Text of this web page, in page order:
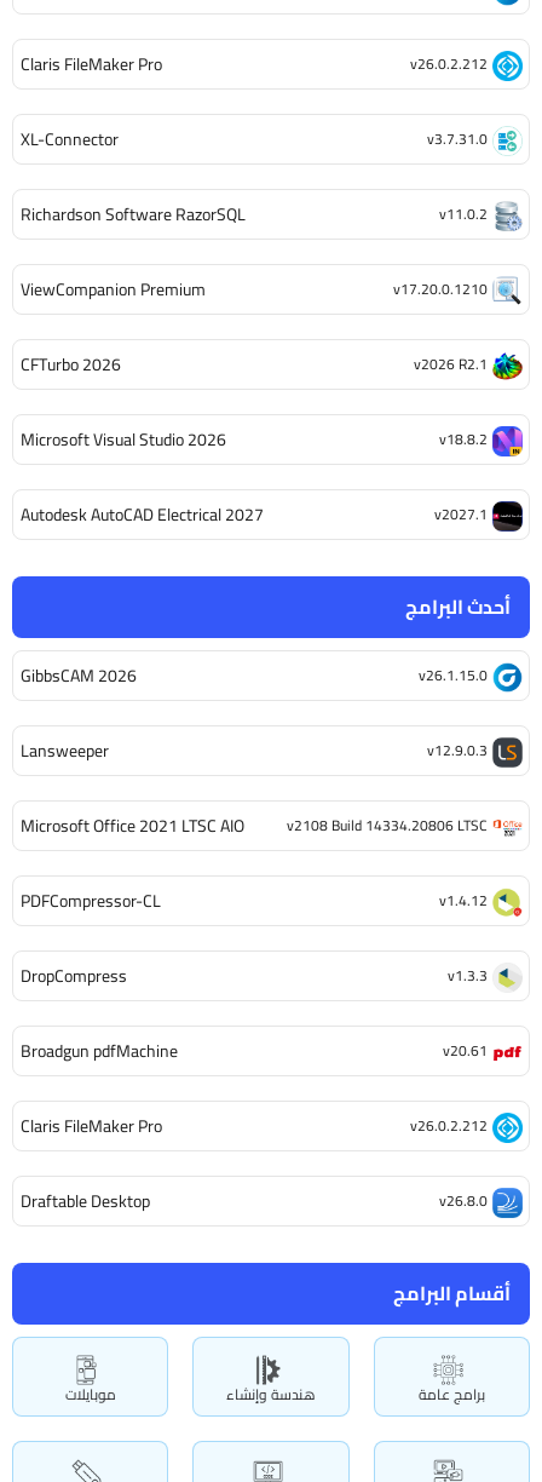
أقسام البرامج
برامج عامة هندسة وإنشاء موبايلات
أحدث البرامج
GibbsCAM 2026 v26.1.15.0
Lansweeper v12.9.0.3
Microsoft Office 2021 LTSC AIO v2108 Build 14334.20806 LTSC
PDFCompressor-CL v1.4.12
DropCompress v1.3.3
Broadgun pdfMachine v20.61
Claris FileMaker Pro v26.0.2.212
Draftable Desktop v26.8.0
Claris FileMaker Pro v26.0.2.212
XL-Connector v3.7.31.0
Richardson Software RazorSQL v11.0.2
ViewCompanion Premium v17.20.0.1210
CFTurbo 2026 v2026 R2.1
Microsoft Visual Studio 2026 v18.8.2
Autodesk AutoCAD Electrical 2027 v2027.1